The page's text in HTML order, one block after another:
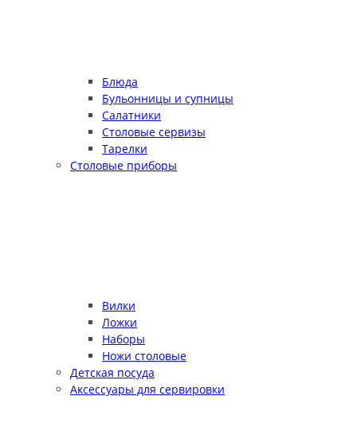
Блюда
Бульонницы и супницы
Салатники
Столовые сервизы
Тарелки
Столовые приборы
Вилки
Ложки
Наборы
Ножи столовые
Детская посуда
Аксессуары для сервировки